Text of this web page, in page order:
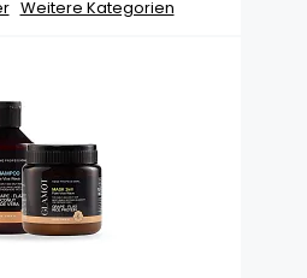
Weitere Kategorien